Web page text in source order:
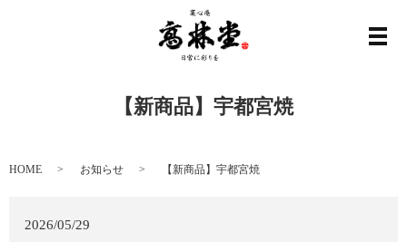
メ
【新商品】宇都宮焼
HOME お知らせ 【新商品】宇都宮焼
2026/05/29